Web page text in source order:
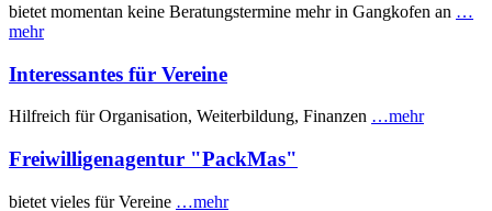
bietet momentan keine Beratungstermine mehr in Gangkofen an …
mehr
Interessantes für Vereine
Hilfreich für Organisation, Weiterbildung, Finanzen …mehr
Freiwilligenagentur "PackMas"
bietet vieles für Vereine …mehr